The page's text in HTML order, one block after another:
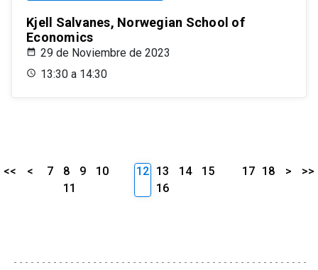
Kjell Salvanes, Norwegian School of
Economics
29 de Noviembre de 2023
13:30 a 14:30
<< < 7 8 9
10
11
12 13 14
15
16
17 18 > >>